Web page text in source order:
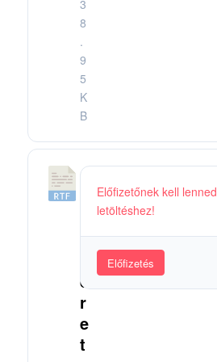
3
8
.
9
5
K
B
3
S
e
r
e
t
Előfizetőnek kell
letöltéshez!
Előfizetés